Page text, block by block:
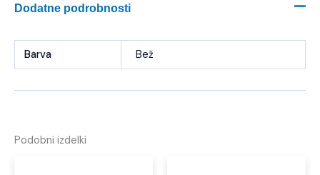
Dodatne podrobnosti
Barva Bež
Podobni izdelki